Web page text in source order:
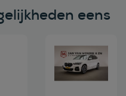
eens
Bekijk deze